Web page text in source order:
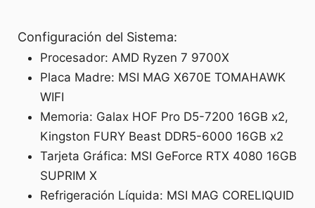
Configuración del Sistema:
Procesador: AMD Ryzen 7 9700X
Placa Madre: MSI MAG X670E TOMAHAWK
WIFI
Memoria: Galax HOF Pro D5-7200 16GB x2,
Kingston FURY Beast DDR5-6000 16GB x2
Tarjeta Gráfica: MSI GeForce RTX 4080 16GB
SUPRIM X
Refrigeración Líquida: MSI MAG CORELIQUID